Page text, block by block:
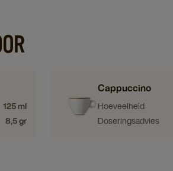
125 ml
8,5 gr
Cappuccino
Hoeveelheid
Doseringsadvies